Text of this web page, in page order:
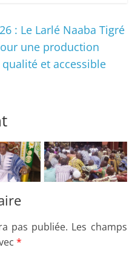
: Le Larlé Naaba Tigré
une production
et accessible
: le
» du
sacrifie à son
pas publiée. Les champs
*